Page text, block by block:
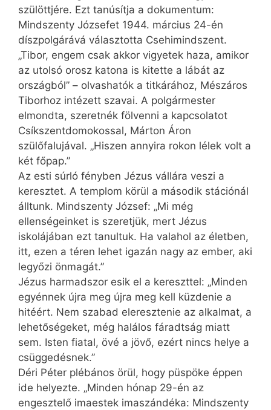
szülöttjére. Ezt tanúsítja a dokumentum:
Mindszenty Józsefet 1944. március 24-én
díszpolgárává választotta Csehimindszent.
„Tibor, engem csak akkor vigyetek haza, amikor
az utolsó orosz katona is kitette a lábát az
országból” – olvashatók a titkárához, Mészáros
Tiborhoz intézett szavai. A polgármester
elmondta, szeretnék fölvenni a kapcsolatot
Csíkszentdomokossal, Márton Áron
szülőfalujával. „Hiszen annyira rokon lélek volt a
két főpap.”
Az esti súrló fényben Jézus vállára veszi a
keresztet. A templom körül a második stációnál
álltunk. Mindszenty József: „Mi még
ellenségeinket is szeretjük, mert Jézus
iskolájában ezt tanultuk. Ha valahol az életben,
itt, ezen a téren lehet igazán nagy az ember, aki
legyőzi önmagát.”
Jézus harmadszor esik el a kereszttel: „Minden
egyénnek újra meg újra meg kell küzdenie a
hitéért. Nem szabad eleresztenie az alkalmat, a
lehetőségeket, még halálos fáradtság miatt
sem. Isten fiatal, övé a jövő, ezért nincs helye a
csüggedésnek.”
Déri Péter plébános örül, hogy püspöke éppen
ide helyezte. „Minden hónap 29-én az
engesztelő imaestek imaszándéka: Mindszenty